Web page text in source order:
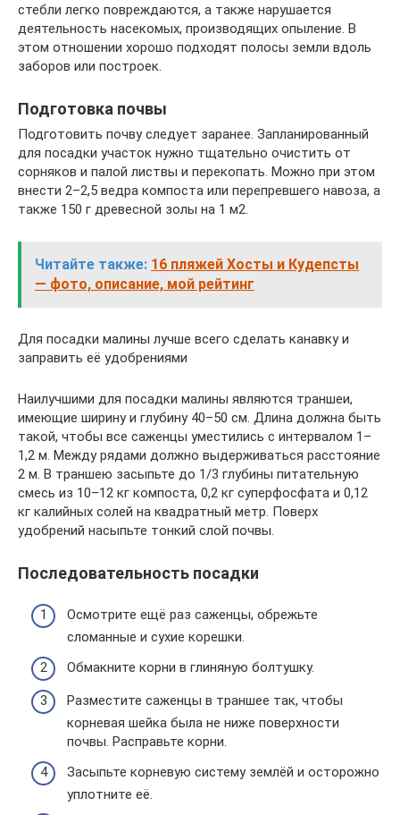
стебли легко повреждаются, а также нарушается
деятельность насекомых, производящих опыление. В
этом отношении хорошо подходят полосы земли вдоль
заборов или построек.
Подготовка почвы
Подготовить почву следует заранее. Запланированный
для посадки участок нужно тщательно очистить от
сорняков и палой листвы и перекопать. Можно при этом
внести 2–2,5 ведра компоста или перепревшего навоза, а
также 150 г древесной золы на 1 м2.
Читайте также: 16 пляжей Хосты и Кудепсты
— фото, описание, мой рейтинг
Для посадки малины лучше всего сделать канавку и
заправить её удобрениями
Наилучшими для посадки малины являются траншеи,
имеющие ширину и глубину 40–50 см. Длина должна быть
такой, чтобы все саженцы уместились с интервалом 1–
1,2 м. Между рядами должно выдерживаться расстояние
2 м. В траншею засыпьте до 1/3 глубины питательную
смесь из 10–12 кг компоста, 0,2 кг суперфосфата и 0,12
кг калийных солей на квадратный метр. Поверх
удобрений насыпьте тонкий слой почвы.
Последовательность посадки
Осмотрите ещё раз саженцы, обрежьте
сломанные и сухие корешки.
Обмакните корни в глиняную болтушку.
Разместите саженцы в траншее так, чтобы
корневая шейка была не ниже поверхности
почвы. Расправьте корни.
Засыпьте корневую систему землёй и осторожно
уплотните её.